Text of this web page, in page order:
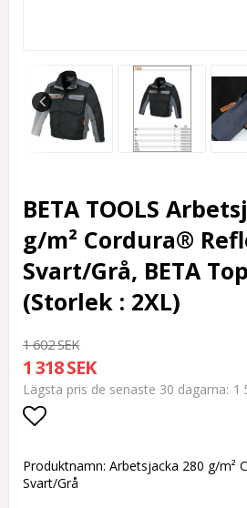
BETA TOOLS
g/m² Cordura®
Svart/Grå, BETA
(Storlek : 2XL)
1 602 SEK
1 318 SEK
Lägsta pris de senaste 30 dagarna 1
Lägg till i favoritlistan
Produktnamn: Arbetsjacka 280 g/m²
Svart/Grå